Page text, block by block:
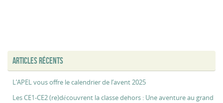
ARTICLES RÉCENTS
L’APEL vous offre le calendrier de l’avent 2025
Les CE1-CE2 (re)découvrent la classe dehors : Une aventure au grand